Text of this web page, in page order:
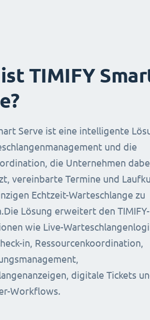
TIMIFY
Serve ist eine intelligente
und die
die Unternehmen
vereinbarte Termine und
Echtzeit-Warteschlange zu
Lösung erweitert den
wie Live-
in, Ressourcenkoordination,
digitale Tickets
Workflows.